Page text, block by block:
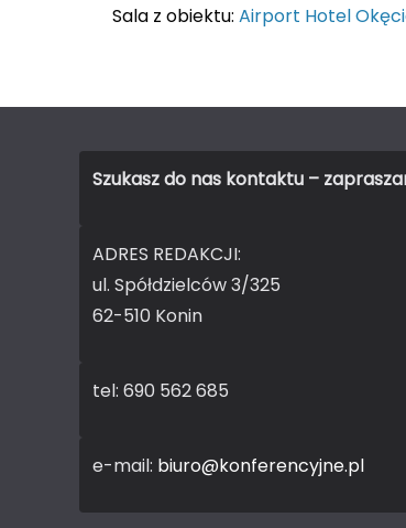
Sala z obiektu: Airport Hotel
Szukasz do nas kontaktu –
ADRES REDAKCJI:
ul. Spółdzielców 3/325
62-510 Konin
tel: 690 562 685
e-mail: biuro@konferencyjne.pl